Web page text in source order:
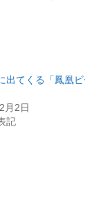
出てくる「鳳凰ビ
月2日
記